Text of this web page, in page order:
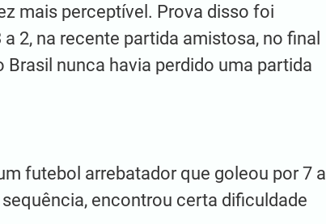
mais perceptível. Prova disso foi
2, na recente partida amistosa, no final
nunca havia perdido uma partida
futebol arrebatador que goleou por 7 a
encontrou certa dificuldade